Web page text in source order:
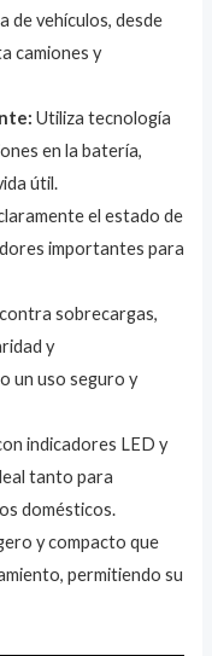
de vehículos, desde
camiones y
Utiliza tecnología
en la batería,
útil.
el estado de
importantes para
sobrecargas,
y
un uso seguro y
indicadores LED y
tanto para
domésticos.
y compacto que
permitiendo su